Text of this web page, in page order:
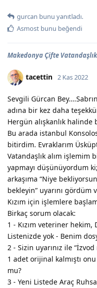
gurcan bunu yanıtladı.
Asmost bunu beğendi
Makedonya Çifte
tacettin 2 Kas 2022
Sevgili Gürcan
adına bir kez daha
Hergün alışkanlık
Bu arada istanbul
bitirdim. Evraklarım
Vatandaşlık alım işlemim
yapmayı düşünüyordum
arkaşıma “Niye
bekleyin” uyarını gördüm
Kızım için işlemlere
Birkaç sorum olacak:
1 - Kızım veteriner hekim,
Listenizde yok - Benim
2 - Sizin uyarınız ile
1 adet orijinal kalmıştı
mu?
3 - Yeni Listede Araç